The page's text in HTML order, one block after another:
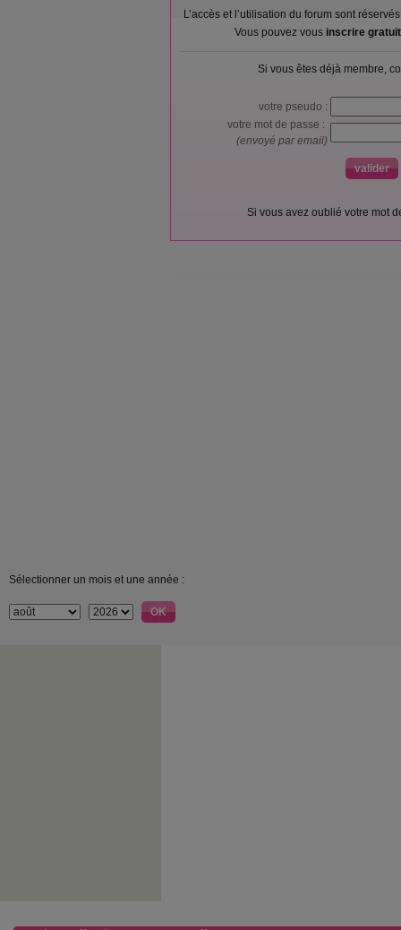
L’accès et l’utilisation du forum sont
Vous pouvez vous inscrire
Si vous êtes déjà membre,
votre pseudo :
votre mot de passe :
(envoyé par email)
Si vous avez oublié votre mot
Sélectionner un mois et une année :